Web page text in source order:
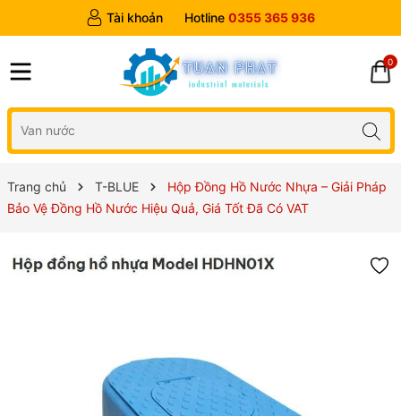
Tài khoản Hotline 0355 365 936
0
Trang chủ T-BLUE
Hộp Đồng Hồ Nước Nhựa – Giải Pháp
Bảo Vệ Đồng Hồ Nước Hiệu Quả, Giá Tốt Đã Có VAT